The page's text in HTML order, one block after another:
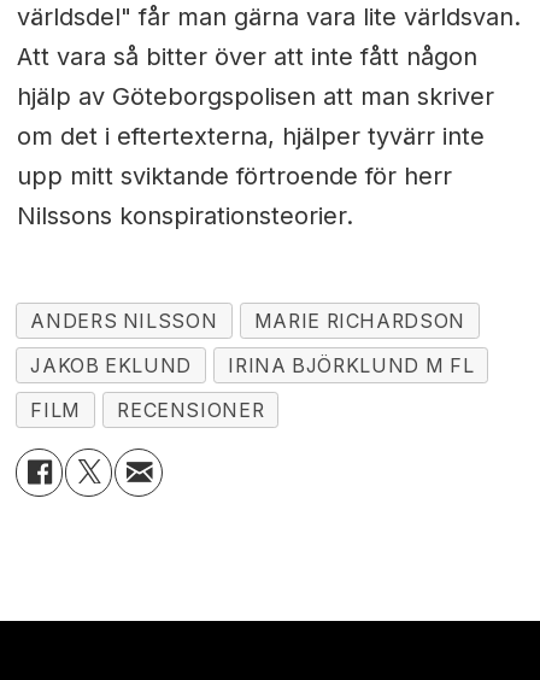
världsdel" får man gärna vara lite världsvan.
Att vara så bitter över att inte fått någon
hjälp av Göteborgspolisen att man skriver
om det i eftertexterna, hjälper tyvärr inte
upp mitt sviktande förtroende för herr
Nilssons konspirationsteorier.
ANDERS NILSSON
MARIE RICHARDSON
JAKOB EKLUND
IRINA BJÖRKLUND M FL
FILM
RECENSIONER